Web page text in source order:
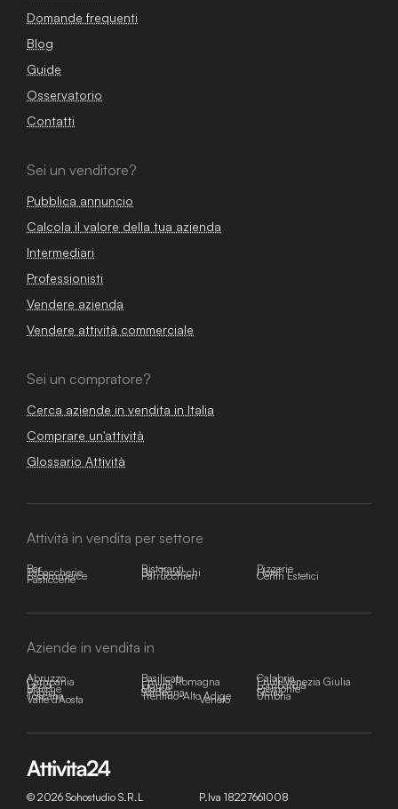
Domande frequenti
Blog
Guide
Osservatorio
Contatti
Sei un venditore?
Pubblica annuncio
Calcola il valore della tua azienda
Intermediari
Professionisti
Vendere azienda
Vendere attività commerciale
Sei un compratore?
Cerca aziende in vendita in Italia
Comprare un'attività
Glossario Attività
Attività in vendita per settore
Bar Ristoranti Pizzerie
Tabaccherie Bar Tabacchi Hotel
E-commerce Parrucchieri Centri Estetici
Pasticcerie
Aziende in vendita in
Abruzzo Basilicata Calabria
Campania Emilia-Romagna Friuli-Venezia Giulia
Lazio Liguria Lombardia
Marche Molise Piemonte
Puglia Sardegna Sicilia
Toscana Trentino-Alto Adige Umbria
Valle d'Aosta Veneto
© 2026 Sohostudio S.R.L P.Iva 18227661008